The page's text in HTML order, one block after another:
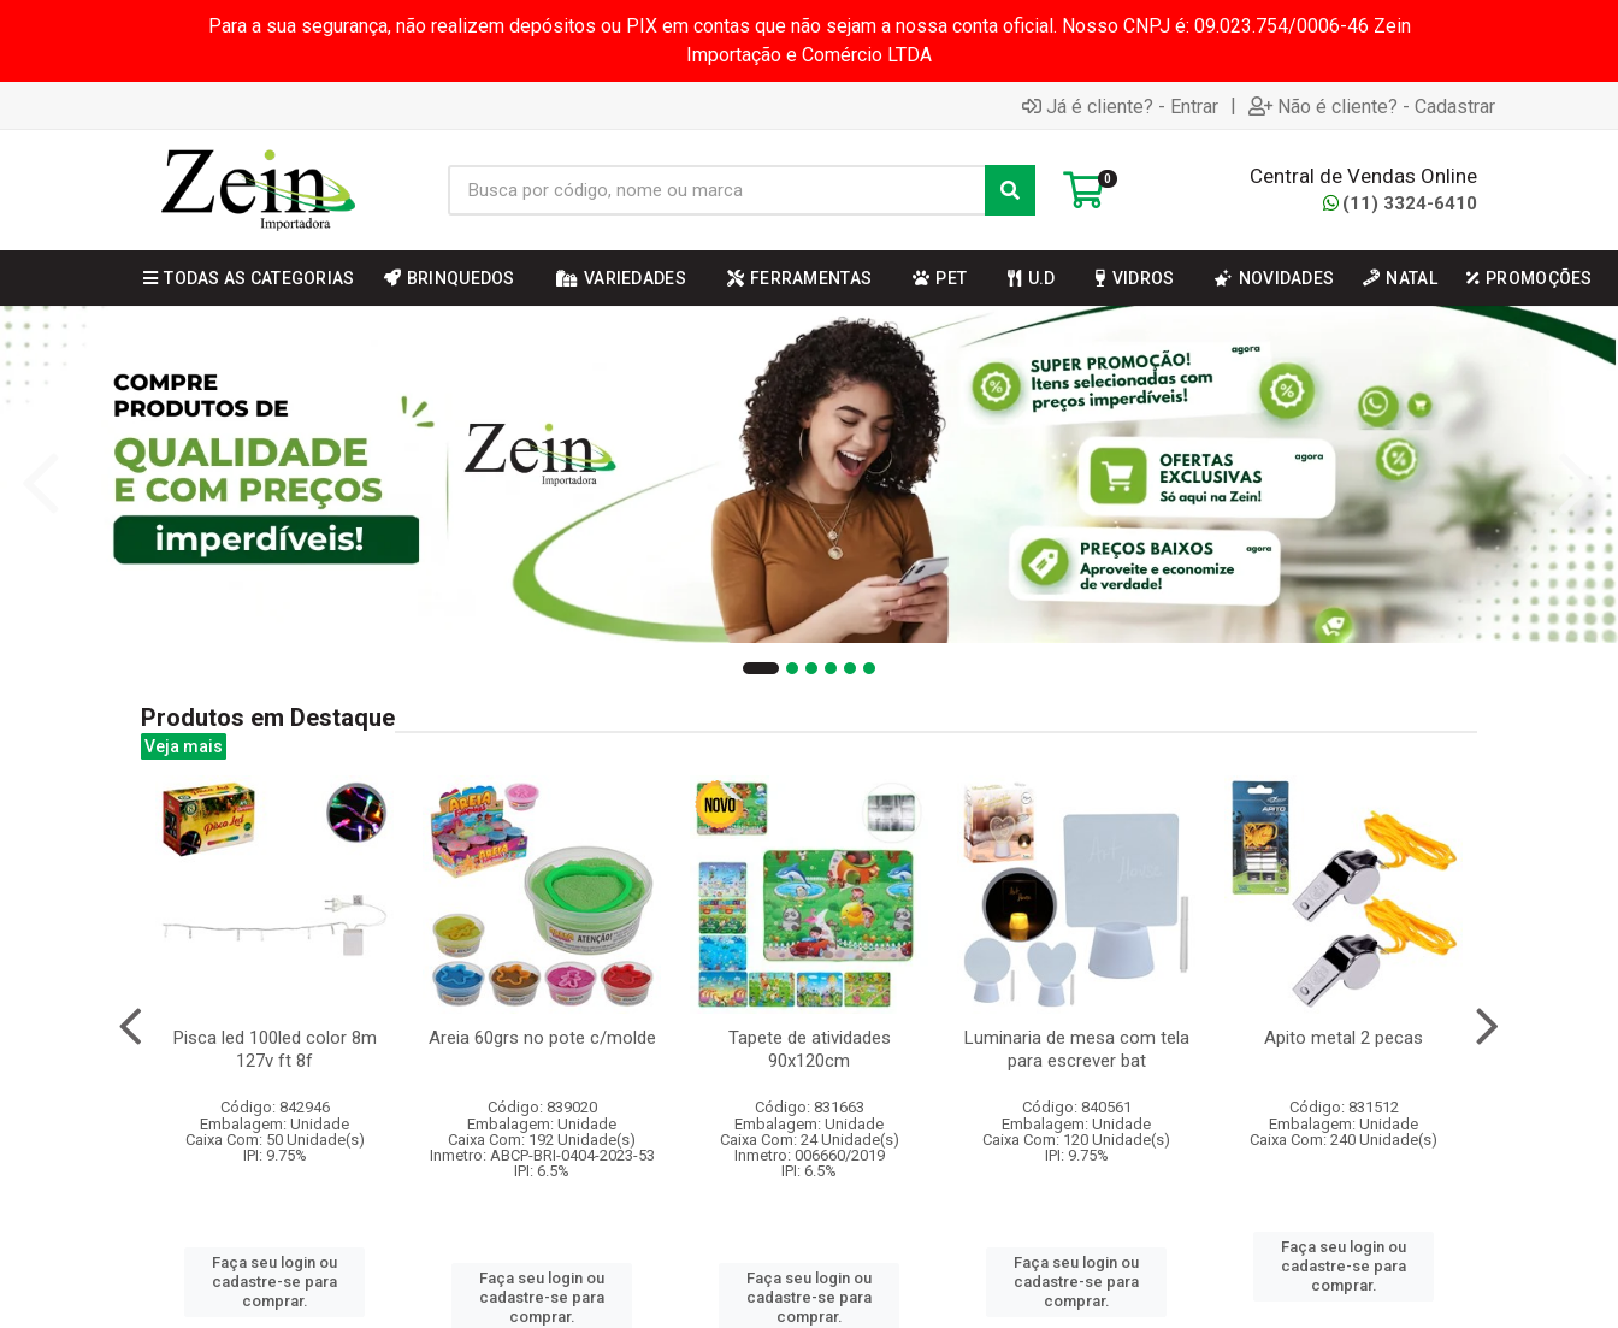
Para a sua segurança, não realizem depósitos ou PIX em contas que não sejam a nossa conta oficial. Nosso CNPJ é: 09.023.754/0006-46 Zein
Importação e Comércio LTDA
Já é cliente? - Entrar | Não é cliente? - Cadastrar
0 Central de Vendas Online
(11) 3324-6410
TODAS AS CATEGORIAS BRINQUEDOS VARIEDADES FERRAMENTAS PET U.D VIDROS NOVIDADES NATAL PROMOÇÕES
Produtos em Destaque
Veja mais
Pisca led 100led color 8m
127v ft 8f
Código: 842946
Embalagem: Unidade
Caixa Com: 50 Unidade(s)
IPI: 9.75%
Faça seu login ou
cadastre-se para
comprar.
Areia 60grs no pote c/molde
Código: 839020
Embalagem: Unidade
Caixa Com: 192 Unidade(s)
Inmetro: ABCP-BRI-0404-2023-53
IPI: 6.5%
Faça seu login ou
cadastre-se para
comprar.
Tapete de atividades
90x120cm
Código: 831663
Embalagem: Unidade
Caixa Com: 24 Unidade(s)
Inmetro: 006660/2019
IPI: 6.5%
Faça seu login ou
cadastre-se para
comprar.
Luminaria de mesa com tela
para escrever bat
Código: 840561
Embalagem: Unidade
Caixa Com: 120 Unidade(s)
IPI: 9.75%
Faça seu login ou
cadastre-se para
comprar.
Apito metal 2 pecas
Código: 831512
Embalagem: Unidade
Caixa Com: 240 Unidade(s)
Faça seu login ou
cadastre-se para
comprar.